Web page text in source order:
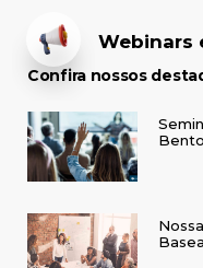
Webinars
Confira nossos